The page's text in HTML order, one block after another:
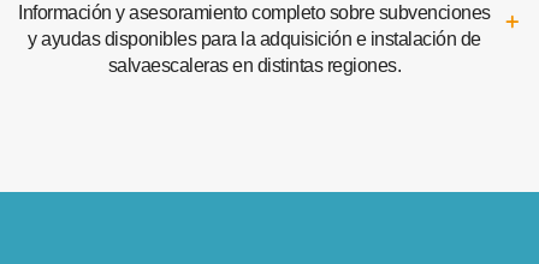
Información y asesoramiento completo sobre subvenciones
y ayudas disponibles para la adquisición e instalación de
salvaescaleras en distintas regiones.